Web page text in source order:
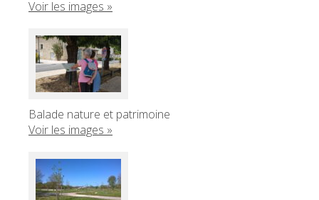
Voir les images »
Balade nature et patrimoine
Voir les images »